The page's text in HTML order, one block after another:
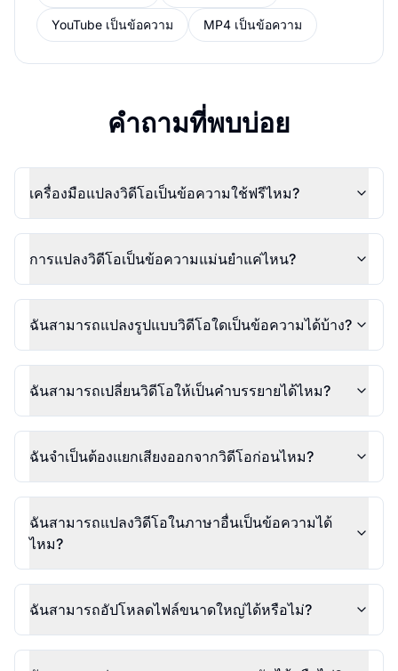
YouTube เป็นข้อความ MP4 เป็นข้อความ
คำถามที่พบบ่อย
เครื่องมือแปลงวิดีโอเป็นข้อความใช้ฟรีไหม?
การแปลงวิดีโอเป็นข้อความแม่นยำแค่ไหน?
ฉันสามารถแปลงรูปแบบวิดีโอใดเป็นข้อความได้บ้าง?
ฉันสามารถเปลี่ยนวิดีโอให้เป็นคำบรรยายได้ไหม?
ฉันจำเป็นต้องแยกเสียงออกจากวิดีโอก่อนไหม?
ฉันสามารถแปลงวิดีโอในภาษาอื่นเป็นข้อความได้
ไหม?
ฉันสามารถอัปโหลดไฟล์ขนาดใหญ่ได้หรือไม่?